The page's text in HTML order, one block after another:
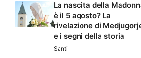
La nascita della
è il 5 agosto? La
rivelazione di
e i segni della storia
Santi